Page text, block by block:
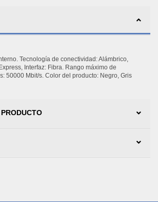
Tecnología de conectividad: Alámbrico,
Interfaz: Fibra. Rango máximo de
50000 Mbit/s. Color del producto: Negro, Gris